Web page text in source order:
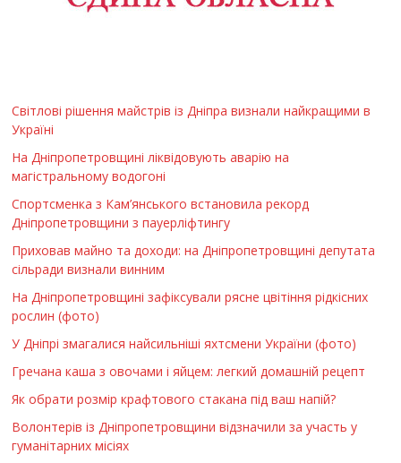
Світлові рішення майстрів із Дніпра визнали найкращими в
Україні
На Дніпропетровщині ліквідовують аварію на
магістральному водогоні
Спортсменка з Кам’янського встановила рекорд
Дніпропетровщини з пауерліфтингу
Приховав майно та доходи: на Дніпропетровщині депутата
сільради визнали винним
На Дніпропетровщині зафіксували рясне цвітіння рідкісних
рослин (фото)
У Дніпрі змагалися найсильніші яхтсмени України (фото)
Гречана каша з овочами і яйцем: легкий домашній рецепт
Як обрати розмір крафтового стакана під ваш напій?
Волонтерів із Дніпропетровщини відзначили за участь у
гуманітарних місіях